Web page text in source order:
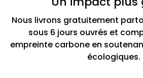
Nous livrons gratuitement
sous 6 jours ouvrés et
empreinte carbone en
écologiques.